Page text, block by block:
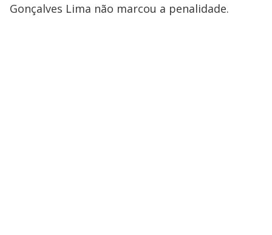
Gonçalves Lima não marcou a penalidade.